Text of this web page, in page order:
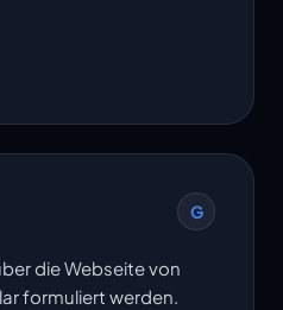
G
die Webseite von
formuliert werden.